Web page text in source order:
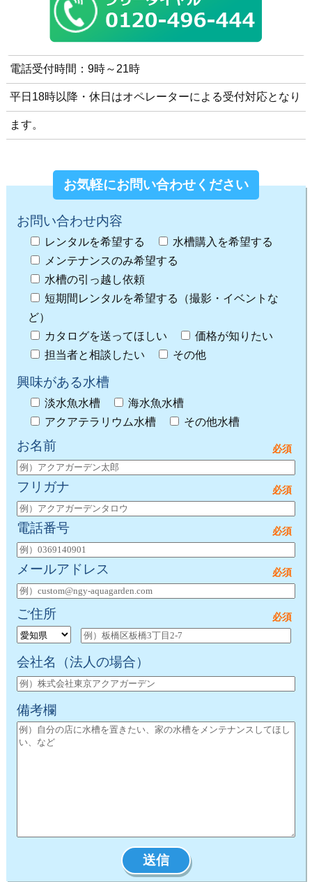
電話受付時間：9時～21時
平日18時以降・休日はオペレーターによる受付対応となり
ます。
お気軽にお問い合わせください
お問い合わせ内容
レンタルを希望する
水槽購入を希望する
メンテナンスのみ希望する
水槽の引っ越し依頼
短期間レンタルを希望する（撮影・イベントな
ど）
カタログを送ってほしい
価格が知りたい
担当者と相談したい
その他
興味がある水槽
淡水魚水槽
海水魚水槽
アクアテラリウム水槽
その他水槽
お名前
フリガナ
電話番号
メールアドレス
ご住所
会社名 （法人の場合）
備考欄